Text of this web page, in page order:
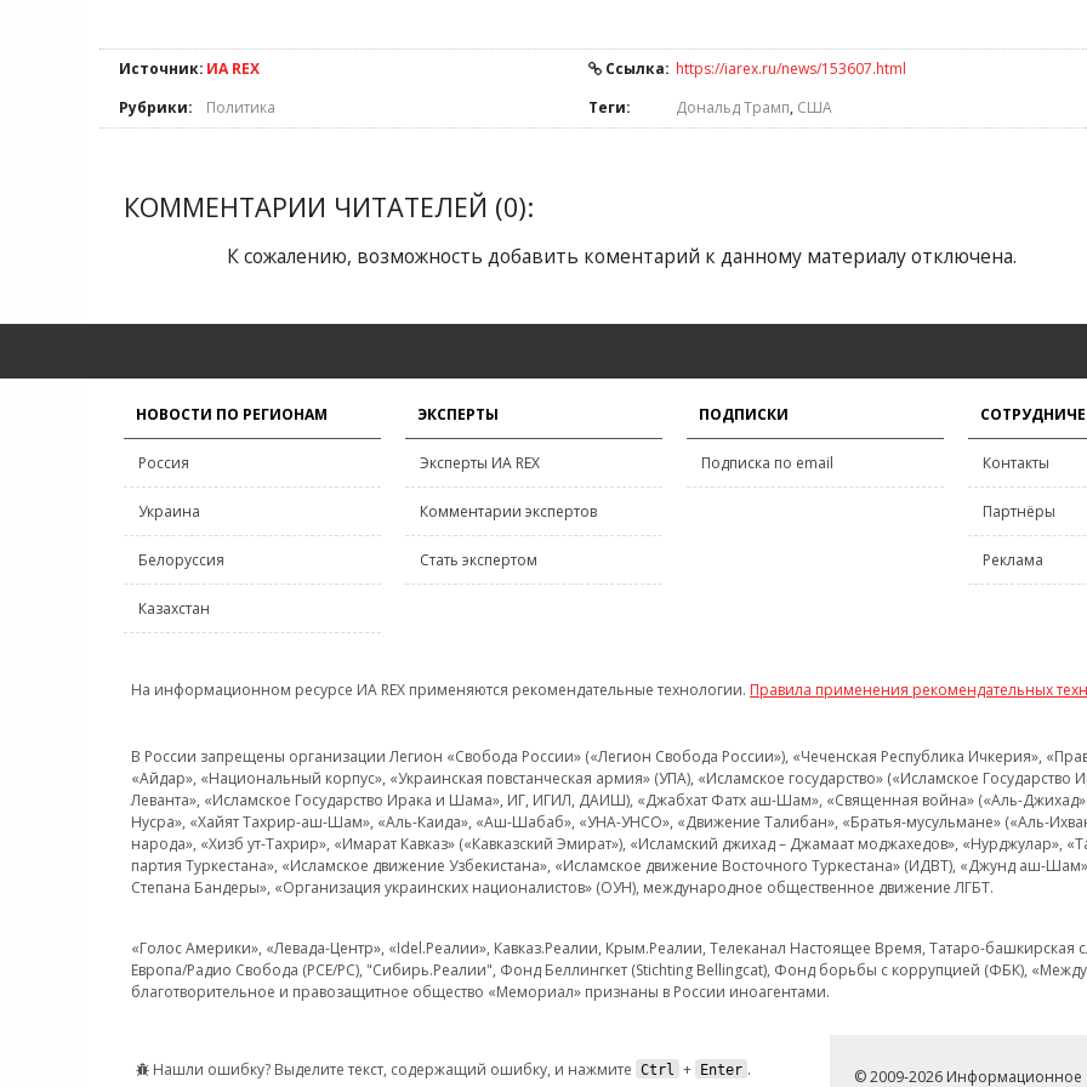
Источник: ИА REX Ссылка: https://iarex.ru/news/153607.html
Рубрики:
Политика Теги: Дональд Трамп, США
КОММЕНТАРИИ ЧИТАТЕЛЕЙ (0):
К сожалению, возможность добавить коментарий к данному материалу отключена.
НОВОСТИ ПО РЕГИОНАМ
Россия
Украина
Белоруссия
Казахстан
ЭКСПЕРТЫ
Эксперты ИА REX
Комментарии экспертов
Стать экспертом
ПОДПИСКИ
Подписка по email Контакты
Партнёры
Реклама
На информационном ресурсе ИА REX применяются рекомендательные технологии. Правила применения рекомендательных
В России запрещены организации Легион «Свобода России» («Легион Свобода России»), «Чеченская Республика Ичкерия»,
«Айдар», «Национальный корпус», «Украинская повстанческая армия» (УПА), «Исламское государство» («Исламское
Леванта», «Исламское Государство Ирака и Шама», ИГ, ИГИЛ, ДАИШ), «Джабхат Фатх аш-Шам», «Священная война» («Аль-Джихад»
Нусра», «Хайят Тахрир-аш-Шам», «Аль-Каида», «Аш-Шабаб», «УНА-УНСО», «Движение Талибан», «Братья-мусульмане» («Аль-
народа», «Хизб ут-Тахрир», «Имарат Кавказ» («Кавказский Эмират»), «Исламский джихад – Джамаат моджахедов», «Нурджулар»,
партия Туркестана», «Исламское движение Узбекистана», «Исламское движение Восточного Туркестана» (ИДВТ), «Джунд аш-
Степана Бандеры», «Организация украинских националистов» (ОУН), международное общественное движение ЛГБТ.
«Голос Америки», «Левада-Центр», «Idel.Реалии», Кавказ.Реалии, Крым.Реалии, Телеканал Настоящее Время, Татаро-
Европа/Радио Свобода (PCE/PC), "Сибирь.Реалии", Фонд Беллингкет (Stichting Bellingcat), Фонд борьбы с коррупцией (ФБК),
благотворительное и правозащитное общество «Мемориал» признаны в России иноагентами.
Нашли ошибку? Выделите текст, содержащий ошибку, и нажмите Ctrl + Enter . © 2009-2026 Информационное